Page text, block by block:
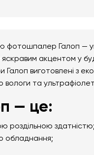
фотошпалер Галоп —
акцентом у
виготовлені з
вологи та
— це:
роздільною здатністю;
обладнання;